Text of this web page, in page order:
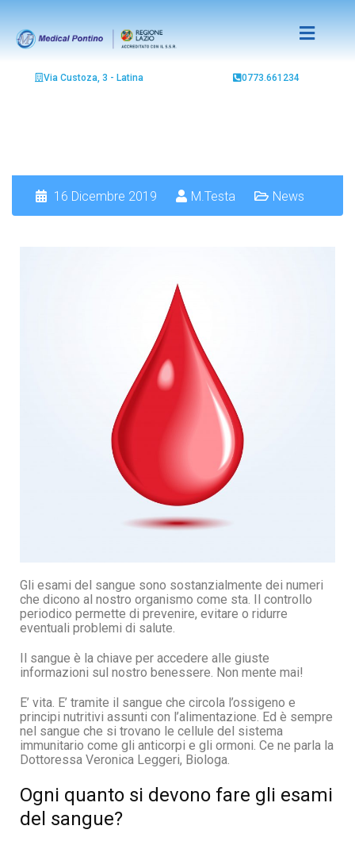
0773.661234
Via Custoza, 3 - Latina
16 Dicembre 2019 M.Testa News
Gli esami del sangue sono sostanzialmente dei numeri
che dicono al nostro organismo come sta. Il controllo
periodico permette di prevenire, evitare o ridurre
eventuali problemi di salute.
Il sangue è la chiave per accedere alle giuste
informazioni sul nostro benessere. Non mente mai!
E’ vita. E’ tramite il sangue che circola l’ossigeno e
principi nutritivi assunti con l’alimentazione. Ed è sempre
nel sangue che si trovano le cellule del sistema
immunitario come gli anticorpi e gli ormoni. Ce ne parla la
Dottoressa Veronica Leggeri, Biologa.
Ogni quanto si devono fare gli esami
del sangue?